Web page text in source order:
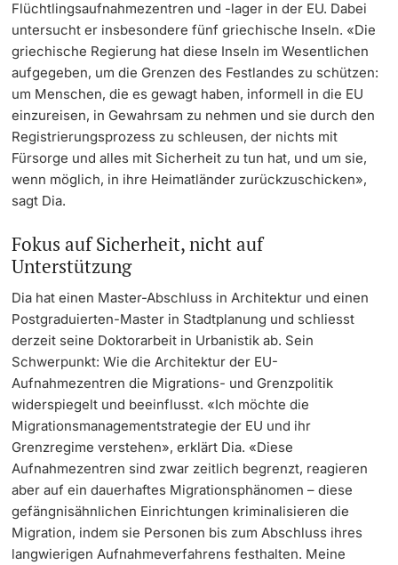
Flüchtlingsaufnahmezentren und -lager in der EU. Dabei
untersucht er insbesondere fünf griechische Inseln. «Die
griechische Regierung hat diese Inseln im Wesentlichen
aufgegeben, um die Grenzen des Festlandes zu schützen:
um Menschen, die es gewagt haben, informell in die EU
einzureisen, in Gewahrsam zu nehmen und sie durch den
Registrierungsprozess zu schleusen, der nichts mit
Fürsorge und alles mit Sicherheit zu tun hat, und um sie,
wenn möglich, in ihre Heimatländer zurückzuschicken»,
sagt Dia.
Fokus auf Sicherheit, nicht auf
Unterstützung
Dia hat einen Master-Abschluss in Architektur und einen
Postgraduierten-Master in Stadtplanung und schliesst
derzeit seine Doktorarbeit in Urbanistik ab. Sein
Schwerpunkt: Wie die Architektur der EU-
Aufnahmezentren die Migrations- und Grenzpolitik
widerspiegelt und beeinflusst. «Ich möchte die
Migrationsmanagementstrategie der EU und ihr
Grenzregime verstehen», erklärt Dia. «Diese
Aufnahmezentren sind zwar zeitlich begrenzt, reagieren
aber auf ein dauerhaftes Migrationsphänomen – diese
gefängnisähnlichen Einrichtungen kriminalisieren die
Migration, indem sie Personen bis zum Abschluss ihres
langwierigen Aufnahmeverfahrens festhalten. Meine